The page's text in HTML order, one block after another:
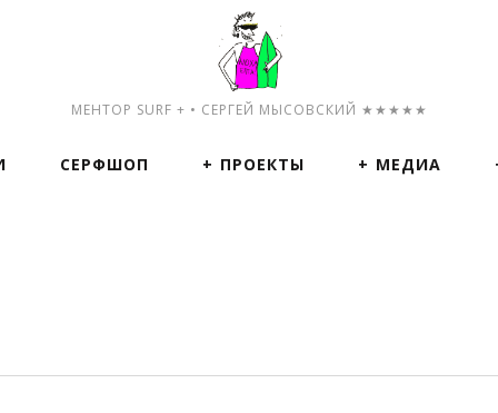
МЕНТОР SURF + • СЕРГЕЙ МЫСОВСКИЙ ★★★★★
СЕРФШОП ПРОЕКТЫ МЕДИА